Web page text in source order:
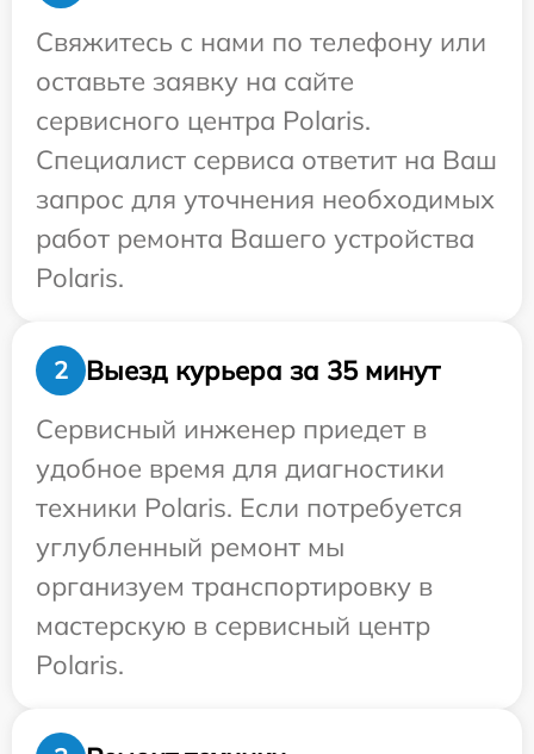
Свяжитесь с нами по телефону или
оставьте заявку на сайте
сервисного центра Polaris.
Специалист сервиса ответит на Ваш
запрос для уточнения необходимых
работ ремонта Вашего устройства
Polaris.
2
Выезд курьера за 35 минут
Сервисный инженер приедет в
удобное время для диагностики
техники Polaris. Если потребуется
углубленный ремонт мы
организуем транспортировку в
мастерскую в сервисный центр
Polaris.